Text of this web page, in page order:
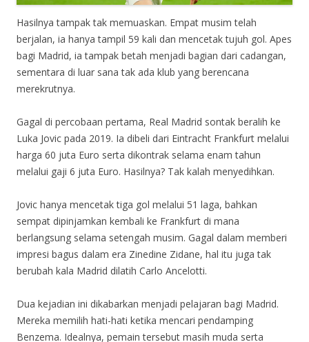
Hasilnya tampak tak memuaskan. Empat musim telah
berjalan, ia hanya tampil 59 kali dan mencetak tujuh gol. Apes
bagi Madrid, ia tampak betah menjadi bagian dari cadangan,
sementara di luar sana tak ada klub yang berencana
merekrutnya.
Gagal di percobaan pertama, Real Madrid sontak beralih ke
Luka Jovic pada 2019. Ia dibeli dari Eintracht Frankfurt melalui
harga 60 juta Euro serta dikontrak selama enam tahun
melalui gaji 6 juta Euro. Hasilnya? Tak kalah menyedihkan.
Jovic hanya mencetak tiga gol melalui 51 laga, bahkan
sempat dipinjamkan kembali ke Frankfurt di mana
berlangsung selama setengah musim. Gagal dalam memberi
impresi bagus dalam era Zinedine Zidane, hal itu juga tak
berubah kala Madrid dilatih Carlo Ancelotti.
Dua kejadian ini dikabarkan menjadi pelajaran bagi Madrid.
Mereka memilih hati-hati ketika mencari pendamping
Benzema. Idealnya, pemain tersebut masih muda serta